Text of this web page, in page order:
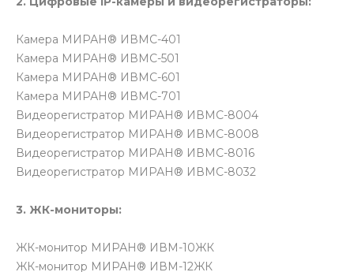
Камера МИРАН® ИВМС-401
Камера МИРАН® ИВМС-501
Камера МИРАН® ИВМС-601
Камера МИРАН® ИВМС-701
Видеорегистратор МИРАН® ИВМС-8004
Видеорегистратор МИРАН® ИВМС-8008
Видеорегистратор МИРАН® ИВМС-8016
Видеорегистратор МИРАН® ИВМС-8032
3. ЖК-мониторы:
ЖК-монитор МИРАН® ИВМ-10ЖК
ЖК-монитор МИРАН® ИВМ-12ЖК